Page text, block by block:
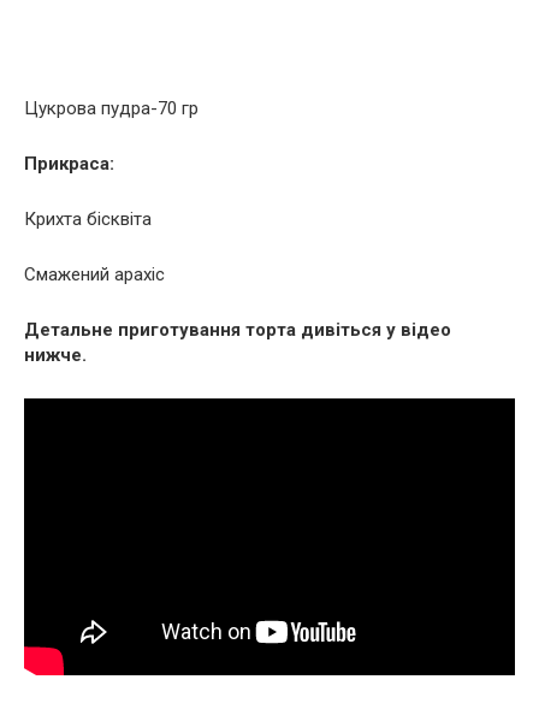
Цукрова пудра-70 гр
Прикраса:
Крихта бісквіта
Смажений арахіс
Детальне приготування торта дивіться у відео
нижче.